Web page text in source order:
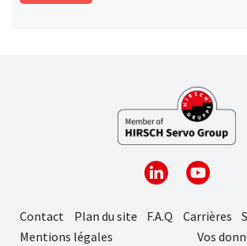
Contact Plan du site F.A.Q Carrières
Mentions légales
Vos